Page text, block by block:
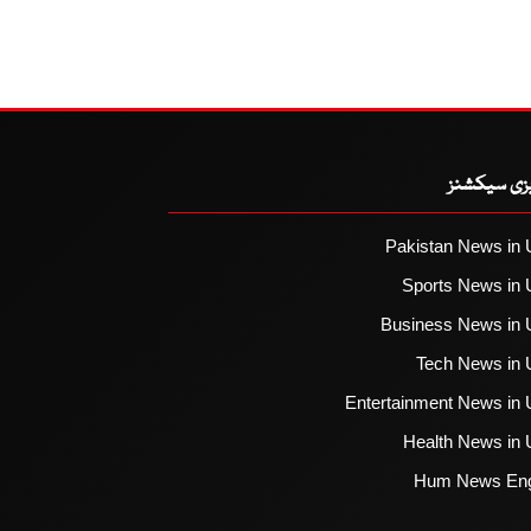
سیکشنز
Pakistan News in
Sports News in
Business News in
Tech News in
Entertainment News in
Health News in
Hum News